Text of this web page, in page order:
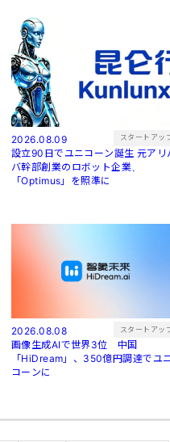
2026.08.09 スタートアッ
設立90日でユニコーン誕生 元アリバ
バ幹部創業のロボット企業、
「Optimus」を照準に
2026.08.08 スタートアッ
画像生成AIで世界3位 中国
「HiDream」、350億円調達でユ
コーンに